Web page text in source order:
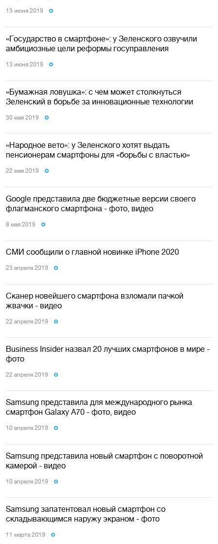
13 июня 2019
«Государство в смартфоне»: у Зеленского озвучили
амбициозные цели реформы госуправления
13 июня 2019
«Бумажная ловушка»: с чем может столкнуться
Зеленский в борьбе за инновационные технологии
30 мая 2019
«Народное вето»: у Зеленского хотят выдать
пенсионерам смартфоны для «борьбы с властью»
22 мая 2019
Google представила две бюджетные версии своего
флагманского смартфона - фото, видео
8 мая 2019
СМИ сообщили о главной новинке iPhone 2020
23 апреля 2019
Сканер новейшего смартфона взломали пачкой
жвачки - видео
22 апреля 2019
Business Insider назвал 20 лучших смартфонов в мире -
фото
22 апреля 2019
Samsung представила для международного рынка
смартфон Galaxy A70 - фото, видео
10 апреля 2019
Samsung представила новый смартфон с поворотной
камерой - видео
10 апреля 2019
Samsung запатентовал новый смартфон со
складывающимся наружу экраном - фото
11 марта 2019